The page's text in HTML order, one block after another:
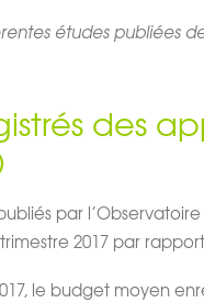
études publiées
des
par
2017 par
le budget moyen